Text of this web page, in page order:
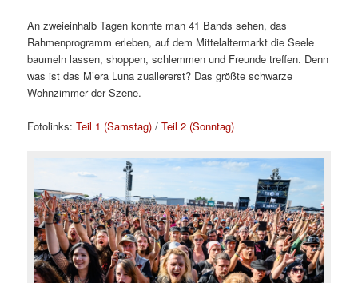
An zweieinhalb Tagen konnte man 41 Bands sehen, das
Rahmenprogramm erleben, auf dem Mittelaltermarkt die Seele
baumeln lassen, shoppen, schlemmen und Freunde treffen. Denn
was ist das M’era Luna zuallererst? Das größte schwarze
Wohnzimmer der Szene.
Fotolinks:Teil 1 (Samstag) /Teil 2 (Sonntag)